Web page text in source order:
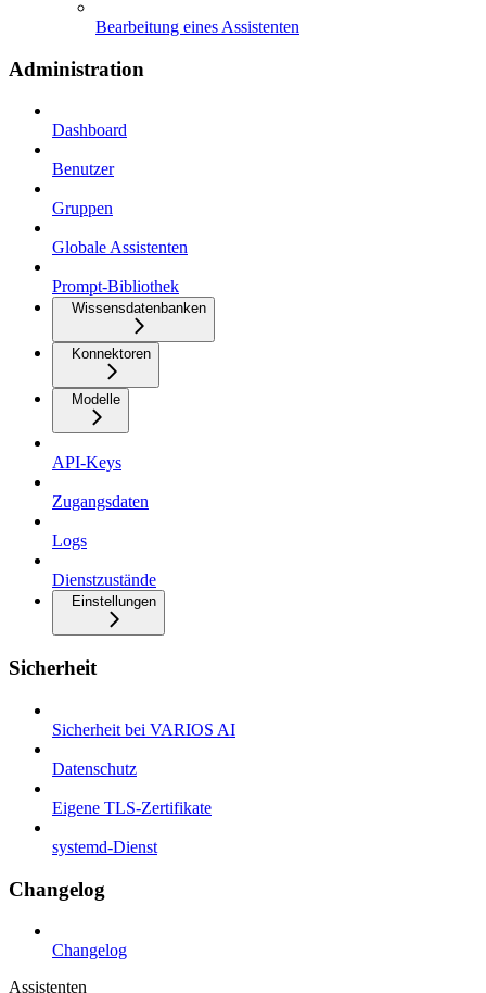
Bearbeitung eines Assistenten
Administration
Dashboard
Benutzer
Gruppen
Globale Assistenten
Prompt-Bibliothek
Wissensdatenbanken
Konnektoren
Modelle
API-Keys
Zugangsdaten
Logs
Dienstzustände
Einstellungen
Sicherheit
Sicherheit bei VARIOS AI
Datenschutz
Eigene TLS-Zertifikate
systemd-Dienst
Changelog
Changelog
Assistenten